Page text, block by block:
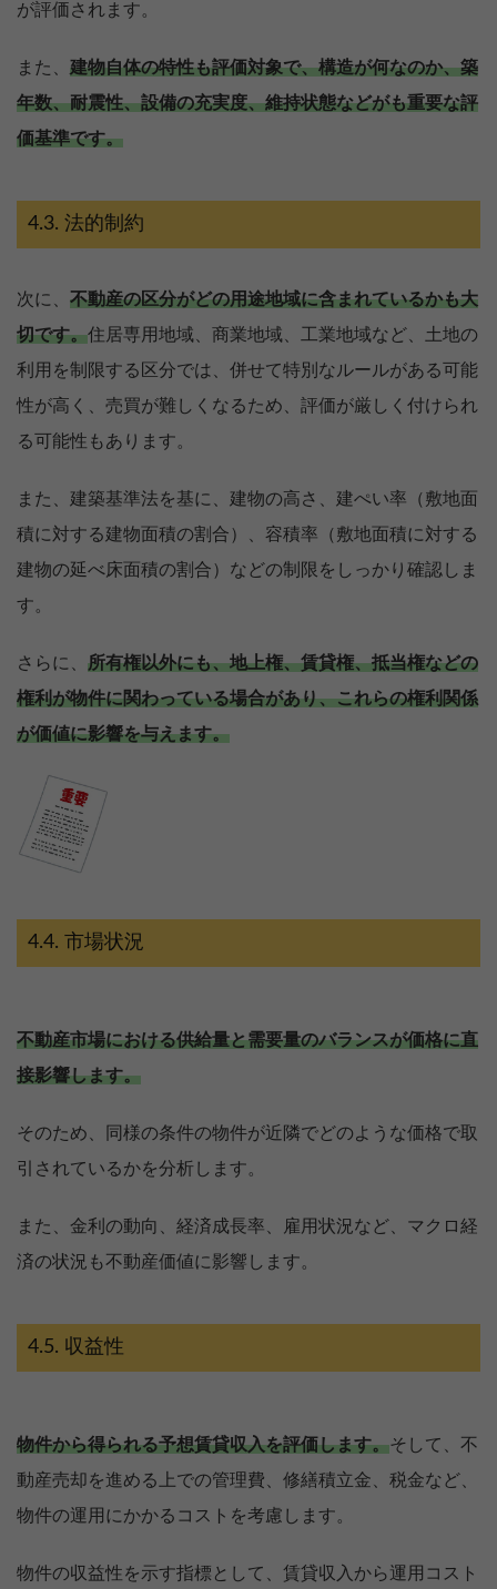
が評価されます。
また、 建物自体の特性も評価対象で、構造が何なのか、築
年数、耐震性、設備の充実度、維持状態などがも重要な評
価基準です。
法的制約
次に、 不動産の区分がどの用途地域に含まれているかも大
切です。住居専用地域、商業地域、工業地域など、土地の
利用を制限する区分では、併せて特別なルールがある可能
性が高く、売買が難しくなるため、評価が厳しく付けられ
る可能性もあります。
また、建築基準法を基に、建物の高さ、建ぺい率（敷地面
積に対する建物面積の割合）、容積率（敷地面積に対する
建物の延べ床面積の割合）などの制限をしっかり確認しま
す。
さらに、 所有権以外にも、地上権、賃貸権、抵当権などの
権利が物件に関わっている場合があり、これらの権利関係
が価値に影響を与えます。
市場状況
不動産市場における供給量と需要量のバランスが価格に直
接影響します。
そのため、同様の条件の物件が近隣でどのような価格で取
引されているかを分析します。
また、金利の動向、経済成長率、雇用状況など、マクロ経
済の状況も不動産価値に影響します。
収益性
物件から得られる予想賃貸収入を評価します。そして、不
動産売却を進める上での管理費、修繕積立金、税金など、
物件の運用にかかるコストを考慮します。
物件の収益性を示す指標として、賃貸収入から運用コスト